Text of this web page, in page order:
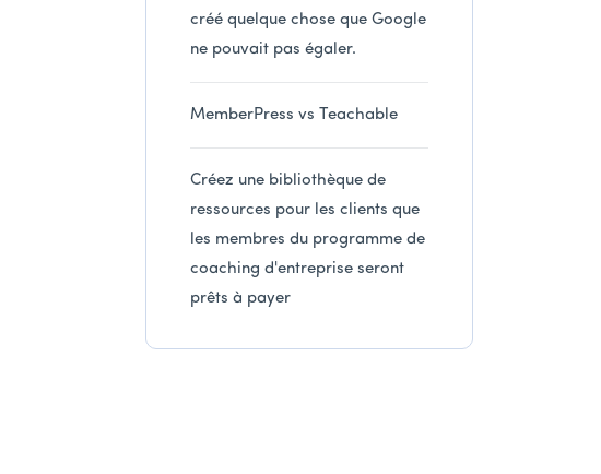
créé quelque chose que Google
ne pouvait pas égaler.
MemberPress vs Teachable
Créez une bibliothèque de
ressources pour les clients que
les membres du programme de
coaching d'entreprise seront
prêts à payer